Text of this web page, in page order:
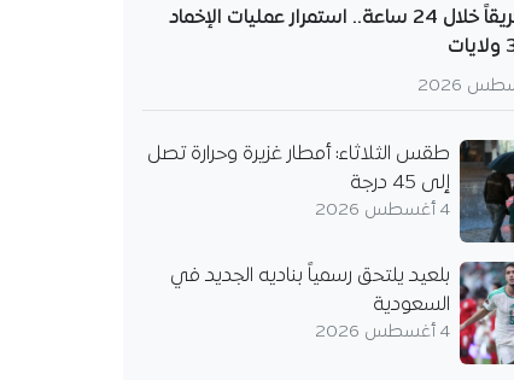
56 حريقاً خلال 24 ساعة.. استمرار عمليات الإخماد
طقس الثلاثاء: أمطار غزيرة وحرارة تصل
إلى 45 درجة
4 أغسطس 2026
بلعيد يلتحق رسمياً بناديه الجديد في
السعودية
4 أغسطس 2026